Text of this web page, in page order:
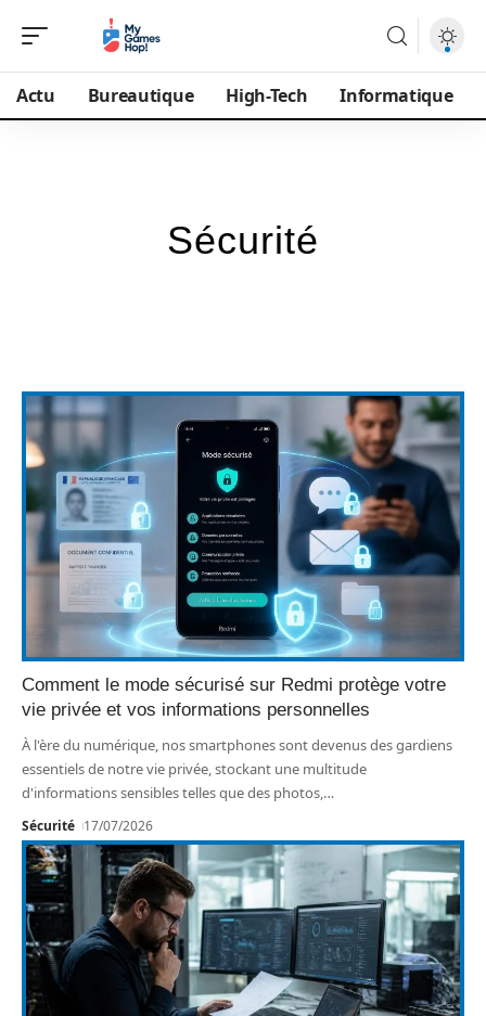
Actu Bureautique High-Tech Informatique
Sécurité
Comment le mode sécurisé sur Redmi protège votre
vie privée et vos informations personnelles
À l'ère du numérique, nos smartphones sont devenus des gardiens
essentiels de notre vie privée, stockant une multitude
d'informations sensibles telles que des photos,…
Sécurité 17/07/2026